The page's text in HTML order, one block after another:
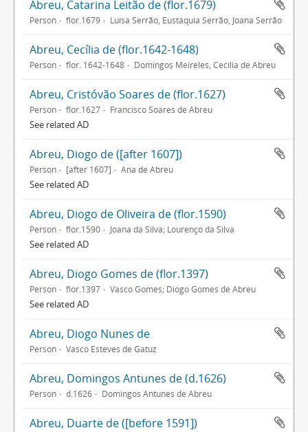
Abreu, Catarina Leitão de (flor.1679)
Person flor.1679 Luísa Serrão, Eustáquia Serrão, Joana Serrão
Abreu, Cecília de (flor.1642-1648)
Person flor. 1642-1648 Domingos Meireles, Cecília de Abreu
Abreu, Cristóvão Soares de (flor.1627)
Person flor.1627 Francisco Soares de Abreu
See related AD
Abreu, Diogo de ([after 1607])
Person [after 1607] Ana de Abreu
See related AD
Abreu, Diogo de Oliveira de (flor.1590)
Person flor.1590 Joana da Silva; Lourenço da Silva
See related AD
Abreu, Diogo Gomes de (flor.1397)
Person flor.1397 Vasco Gomes; Diogo Gomes de Abreu
See related AD
Abreu, Diogo Nunes de
Person Vasco Esteves de Gatuz
Abreu, Domingos Antunes de (d.1626)
Person d.1626 Domingos Antunes de Abreu
Abreu, Duarte de ([before 1591])